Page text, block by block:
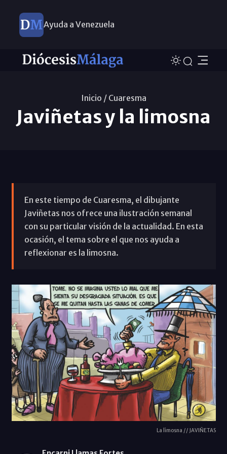
Ayuda a Venezuela
Inicio / Cuaresma
Javiñetas y la limosna
En este tiempo de Cuaresma, el dibujante
Javiñetas nos ofrece una ilustración semanal
con su particular visión de la actualidad. En esta
ocasión, el tema sobre el que nos ayuda a
reflexionar es la limosna.
La limosna // JAVIÑETAS